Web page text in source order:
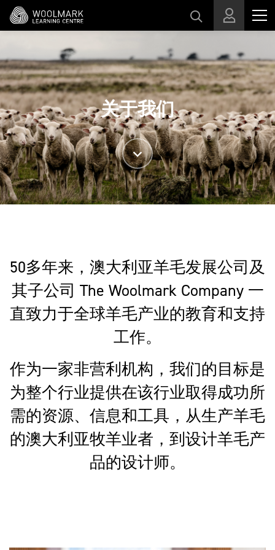
跳转至主目录
关于我们
50多年来，澳大利亚羊毛发展公司及
其子公司 The Woolmark Company 一
直致力于全球羊毛产业的教育和支持
工作。
作为一家非营利机构，我们的目标是
为整个行业提供在该行业取得成功所
需的资源、信息和工具，从生产羊毛
的澳大利亚牧羊业者，到设计羊毛产
品的设计师。